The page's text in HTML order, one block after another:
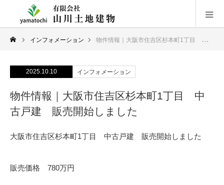
インフォメーション 物件情報｜大阪市住吉区杉本町1丁目 中古戸建 販売開始しました
2025.10.10 インフォメーション
物件情報｜大阪市住吉区杉本町1丁目 中
古戸建 販売開始しました
大阪市住吉区杉本町1丁目 中古戸建 販売開始しました
販売価格 780万円